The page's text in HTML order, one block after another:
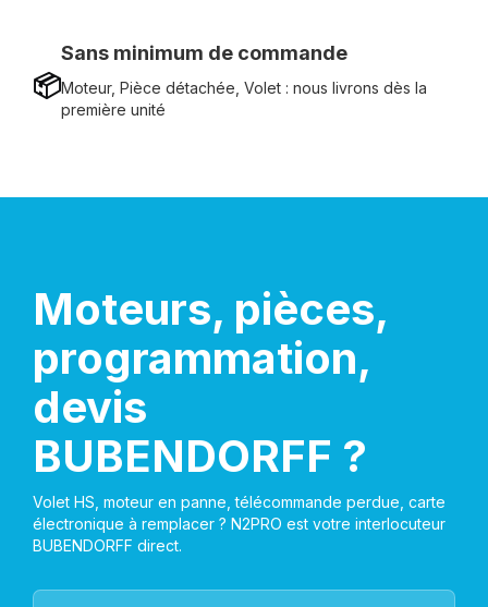
📦
Sans minimum de commande
Moteur, Pièce détachée, Volet : nous livrons dès la
première unité
Moteurs, pièces,
programmation,
devis
BUBENDORFF ?
Volet HS, moteur en panne, télécommande perdue, carte
électronique à remplacer ? N2PRO est votre interlocuteur
BUBENDORFF direct.